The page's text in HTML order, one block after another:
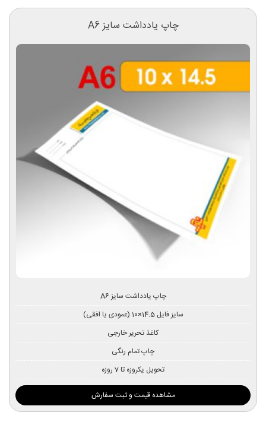
چاپ یادداشت سایز A6
چاپ یادداشت سایز A6
سایز فایل 14.5×10 (عمودی یا افقی)
کاغذ تحریر خارجی
چاپ تمام رنگی
تحویل یکروزه تا 7 روزه
مشاهده قیمت و ثبت سفارش